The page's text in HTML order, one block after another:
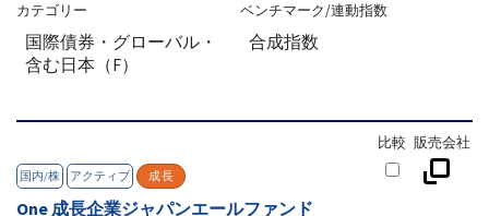
カテゴリー
国際債券・グローバル・
含む日本（F）
ベンチマーク/連動指数
合成指数
国内/株 アクティブ 成長
比較 販売会社
One 成長企業ジャパンエールファンド